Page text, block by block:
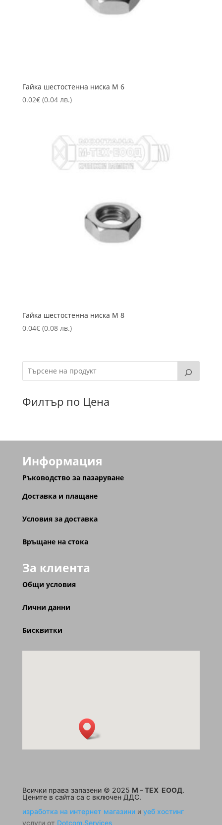
Гайка шестостенна ниска М 6
0.02€ (0.04 лв.)
Гайка шестостенна ниска М 8
0.04€ (0.08 лв.)
Филтър по Цена
Информация
Ръководство за пазаруване
Доставка и плащане
Условия за доставка
Връщане на стока
За клиента
Общи условия
Лични данни
Бисквитки
Всички права запазени © 2025 M – TEX ЕООД.
Цените в сайта са с включен ДДС.
изработка на интернет магазинии уеб хостинг
услуги от Dotcom.Services